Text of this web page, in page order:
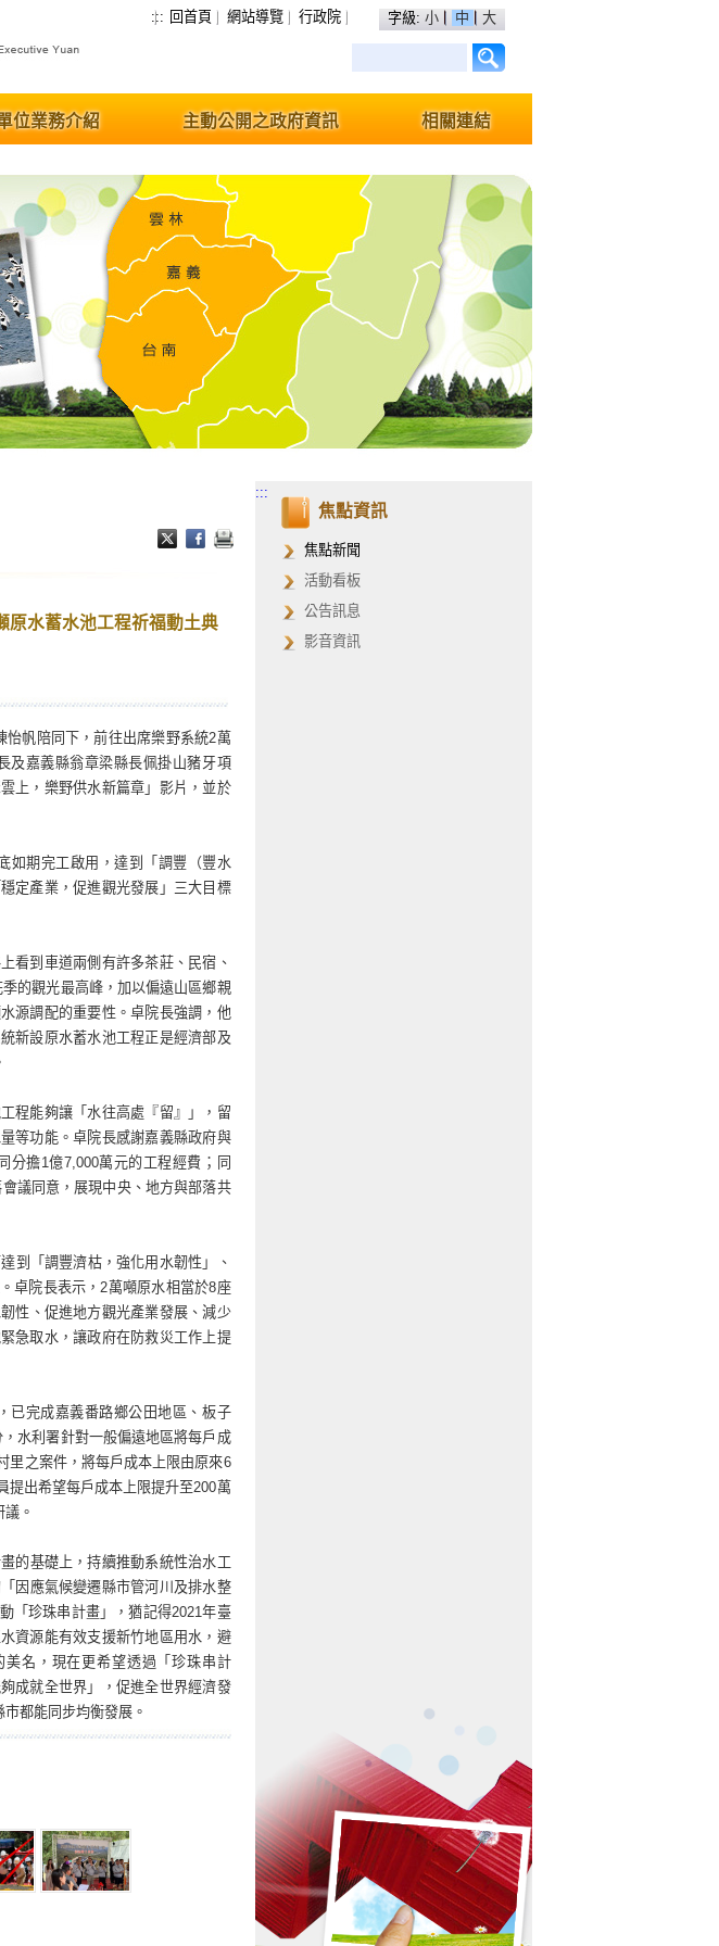
::: 回首頁 網站導覽 行政院 字級: 小 中 大
位業務介紹 主動公開之政府資訊 相關連結
原水蓄水池工程祈福動土典
帆陪同下，前往出席樂野系統2萬
及嘉義縣翁章梁縣長佩掛山豬牙項
上，樂野供水新篇章」影片，並於
如期完工啟用，達到「調豐（豐水
定產業，促進觀光發展」三大目標
看到車道兩側有許多茶莊、民宿、
的觀光最高峰，加以偏遠山區鄉親
源調配的重要性。卓院長強調，他
新設原水蓄水池工程正是經濟部及
程能夠讓「水往高處『留』」，留
等功能。卓院長感謝嘉義縣政府與
分擔1億7,000萬元的工程經費；同
議同意，展現中央、地方與部落共
到「調豐濟枯，強化用水韌性」、
卓院長表示，2萬噸原水相當於8座
性、促進地方觀光產業發展、減少
急取水，讓政府在防救災工作上提
已完成嘉義番路鄉公田地區、板子
水利署針對一般偏遠地區將每戶成
里之案件，將每戶成本上限由原來6
提出希望每戶成本上限提升至200萬
。
的基礎上，持續推動系統性治水工
因應氣候變遷縣市管河川及排水整
「珍珠串計畫」，猶記得2021年臺
資源能有效支援新竹地區用水，避
名，現在更希望透過「珍珠串計
成就全世界」，促進全世界經濟發
都能同步均衡發展。
:::
焦點資訊
焦點新聞
活動看板
公告訊息
影音資訊